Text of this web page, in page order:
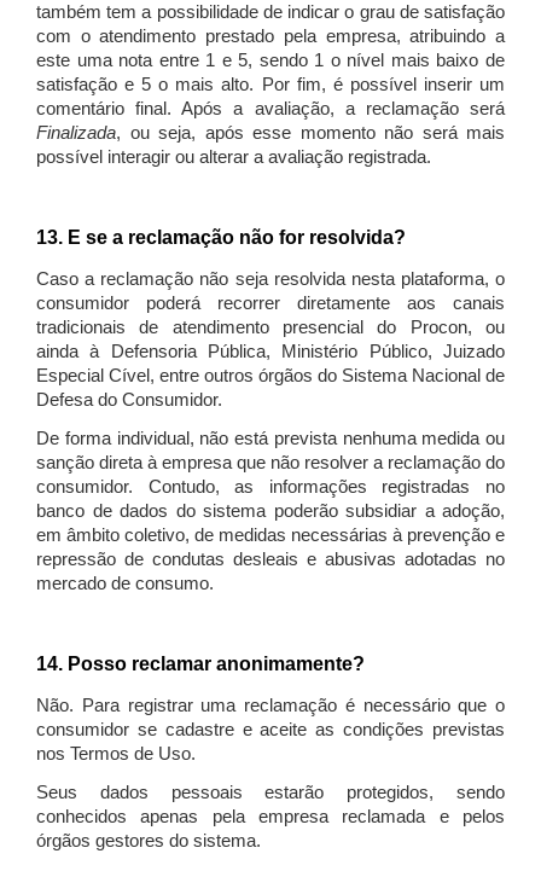
também tem a possibilidade de indicar o grau de satisfação
com o atendimento prestado pela empresa, atribuindo a
este uma nota entre 1 e 5, sendo 1 o nível mais baixo de
satisfação e 5 o mais alto. Por fim, é possível inserir um
comentário final. Após a avaliação, a reclamação será
Finalizada, ou seja, após esse momento não será mais
possível interagir ou alterar a avaliação registrada.
13. E se a reclamação não for resolvida?
Caso a reclamação não seja resolvida nesta plataforma, o
consumidor poderá recorrer diretamente aos canais
tradicionais de atendimento presencial do Procon, ou
ainda à Defensoria Pública, Ministério Público, Juizado
Especial Cível, entre outros órgãos do Sistema Nacional de
Defesa do Consumidor.
De forma individual, não está prevista nenhuma medida ou
sanção direta à empresa que não resolver a reclamação do
consumidor. Contudo, as informações registradas no
banco de dados do sistema poderão subsidiar a adoção,
em âmbito coletivo, de medidas necessárias à prevenção e
repressão de condutas desleais e abusivas adotadas no
mercado de consumo.
14. Posso reclamar anonimamente?
Não. Para registrar uma reclamação é necessário que o
consumidor se cadastre e aceite as condições previstas
nos Termos de Uso.
Seus dados pessoais estarão protegidos, sendo
conhecidos apenas pela empresa reclamada e pelos
órgãos gestores do sistema.